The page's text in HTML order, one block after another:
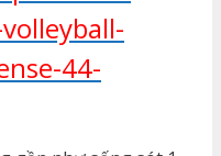
44-